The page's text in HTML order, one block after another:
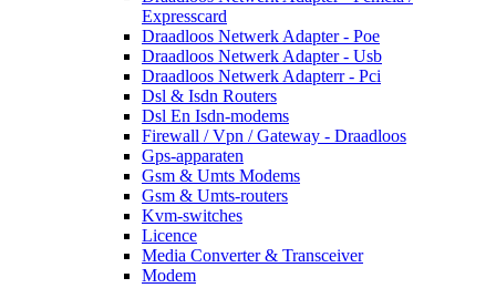
Expresscard
Draadloos Netwerk Adapter - Poe
Draadloos Netwerk Adapter - Usb
Draadloos Netwerk Adapterr - Pci
Dsl & Isdn Routers
Dsl En Isdn-modems
Firewall / Vpn / Gateway - Draadloos
Gps-apparaten
Gsm & Umts Modems
Gsm & Umts-routers
Kvm-switches
Licence
Media Converter & Transceiver
Modem